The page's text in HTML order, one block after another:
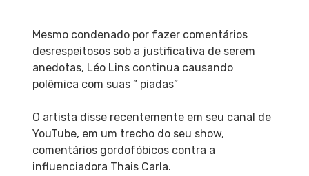
Mesmo condenado por fazer comentários
desrespeitosos sob a justificativa de serem
anedotas, Léo Lins continua causando
polêmica com suas ” piadas”
O artista disse recentemente em seu canal de
YouTube, em um trecho do seu show,
comentários gordofóbicos contra a
influenciadora Thais Carla.